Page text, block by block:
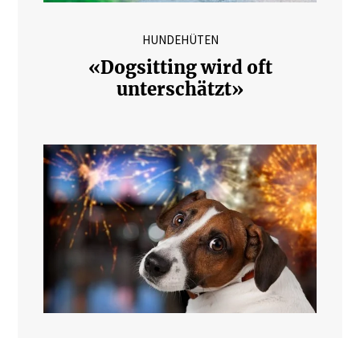
HUNDEHÜTEN
«Dogsitting wird oft
unterschätzt»